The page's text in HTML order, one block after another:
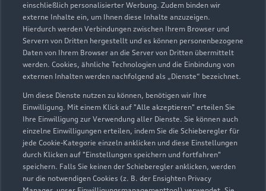
einschließlich personalisierter Werbung. Zudem binden wir
externe Inhalte ein, um Ihnen diese Inhalte anzuzeigen.
Hierdurch werden Verbindungen zwischen Ihrem Browser und
Servern von Dritten hergestellt und es können personenbezogene
Daten von Ihrem Browser an die Server von Dritten übermittelt
werden. Cookies, ähnliche Technologien und die Einbindung von
externen Inhalten werden nachfolgend als „Dienste“ bezeichnet.
Um diese Dienste nutzen zu können, benötigen wir Ihre
Einwilligung. Mit einem Klick auf "Alle akzeptieren" erteilen Sie
Ihre Einwilligung zur Verwendung aller Dienste. Sie können auch
einzelne Einwilligungen erteilen, indem Sie die Schieberegler für
jede Cookie-Kategorie einzeln anklicken und diese Einstellungen
durch Klicken auf "Einstellungen speichern und fortfahren"
speichern. Falls Sie keinen der Schieberegler anklicken, werden
nur die notwendigen Cookies (z. B. der Ensighten Privacy
Zu den Rädern